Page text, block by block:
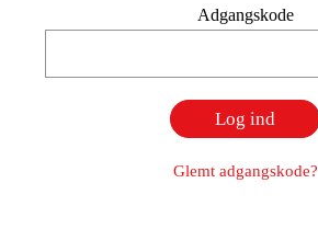
Adgangskode
Glemt adgangskode?